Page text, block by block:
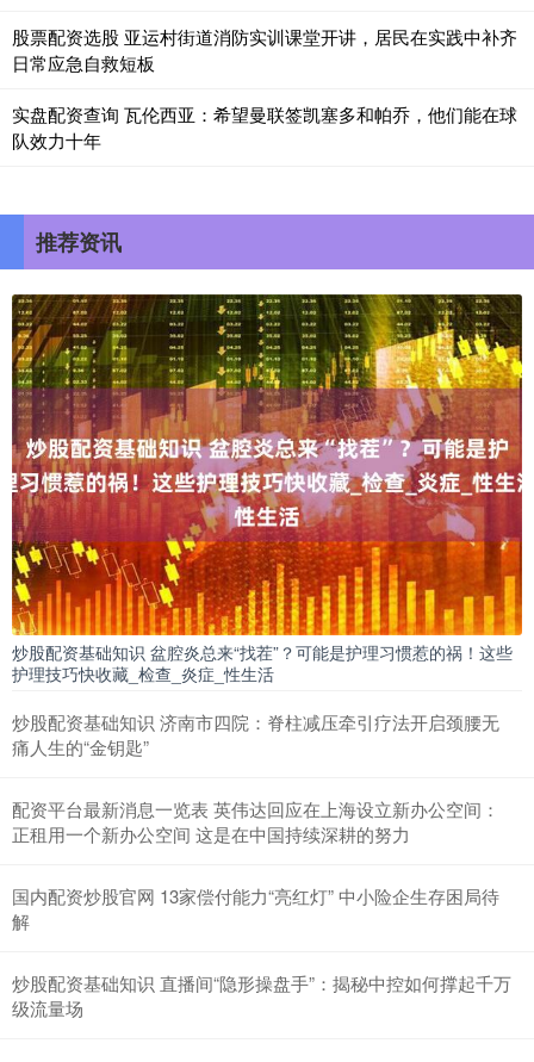
股票配资选股 亚运村街道消防实训课堂开讲，居民在实践中补齐
日常应急自救短板
实盘配资查询 瓦伦西亚：希望曼联签凯塞多和帕乔，他们能在球
队效力十年
推荐资讯
炒股配资基础知识 盆腔炎总来“找茬”？可能是护理习惯惹的祸！这些
护理技巧快收藏_检查_炎症_性生活
炒股配资基础知识 济南市四院：脊柱减压牵引疗法开启颈腰无
痛人生的“金钥匙”
配资平台最新消息一览表 英伟达回应在上海设立新办公空间：
正租用一个新办公空间 这是在中国持续深耕的努力
国内配资炒股官网 13家偿付能力“亮红灯” 中小险企生存困局待
解
炒股配资基础知识 直播间“隐形操盘手”：揭秘中控如何撑起千万
级流量场